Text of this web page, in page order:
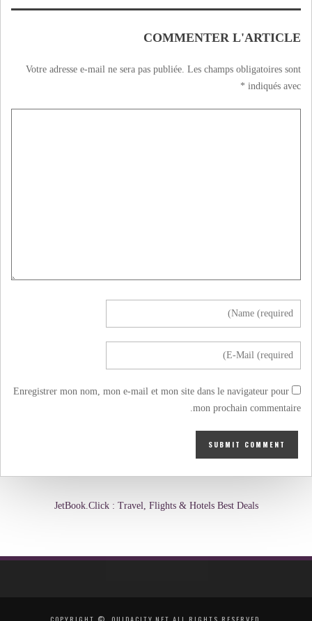
COMMENTER L'ARTICLE
Votre adresse e-mail ne sera pas publiée. Les champs obligatoires sont
indiqués avec
*
Enregistrer mon nom, mon e-mail et mon site dans le navigateur pour
mon prochain commentaire.
JetBook.Click : Travel, Flights & Hotels Best Deals